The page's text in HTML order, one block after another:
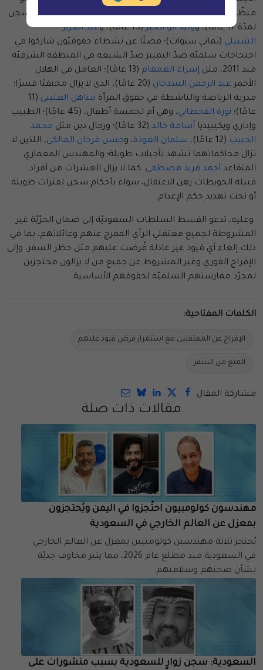
منظّمات غير حكوميّة مثلمحمد العتيبي(المحكوم عليه بالسجن
لمدّة 17 عامًا)، و
وليد أبو الخير(15 عامًا)، و
عبد العزيز
الشبيلي (ثماني سنوات)؛ فضلًا عن نشطاء حقوقيّون شاركوا في
احتجاجات سلميّة ضدّ التمييز ضدّ الشيعة في المنطقة الشرقيّة
منذ 2011، مثل
إسراء الغمغام
(13 عامًا)؛ العامل في الهلال
الأحمر عبد الرحمن السدحان
(20 عامًا)، الذي لا يزال مختفيًا قسرًا؛
مدربة الرياضة والناشطة في حقوق المرأة مناهل العتيبي
(11
عامًا)؛ نورة القحطاني
، وهي أم لخمسة أطفال، (45 عامًا)؛ الطبيب
وإداري ويكيبيديا أسامة خالد (32 عامًا)؛ ورجال دين مثل
محمد
الحبيب (12 عامًا)، سلمان العودة، وحسن فرحان المالكي، اللذين لا
تزال محاكماتهما تشهد تأجيلات طويلة؛ والمهندس المعماري
المتقاعد أحمد فريد مصطفى. كما لا يزال العشرات من أفراد
قبيلة الحويطات رهن الاعتقال، سواء بأحكام سجن لقترات طويلة
أو تحت تهديد حكم الإعدام.
وعليه، تدعو القسط السلطات السعوديّة إلى ضمان الحرّيّة غير
المشروطة لجميع معتقلي الرأي المفرج عنهم وعائلاتهم، بما في
ذلك إلغاء أي قيود غير عادلة فُرضت عليهم مثل حظر السفر، وإلى
الإفراج الفوري وغير المشروط عن جميع من لا يزالون محتجزين
لمجرّد ممارستهم السلميّة لحقوقهم الأساسية.
الكلمات المفتاحية:
الإفراج عن المعتقلين مع استمرار فرض قيود عليهم
المنع من السفر
مشاركة المقال
مقالات ذات صلة
مهندسون كولومبيون احتُجزوا في اليمن ويُحتجزون
بمعزل عن العالم الخارجي في السعودية
يُحتجز ثلاثة مهندسين كولومبيين بمعزل عن العالم الخارجي
في السعودية منذ مطلع عام 2026، مما يثير مخاوف جديّة
بشأن صحتهم وسلامتهم.
السعودية: سجن زوارٍ للسعودية بسبب منشورات على